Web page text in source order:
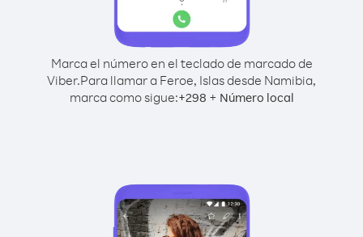
Marca el número en el teclado de marcado de
Viber.Para llamar a Feroe, Islas desde Namibia,
marca como sigue:+298 + Número local